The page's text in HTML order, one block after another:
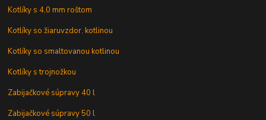
Kotlíky s 4,0 mm roštom
Kotlíky so žiaruvzdor. kotlinou
Kotlíky so smaltovanou kotlinou
Kotlíky s trojnožkou
Zabijačkové súpravy 40 l
Zabijačkové súpravy 50 l